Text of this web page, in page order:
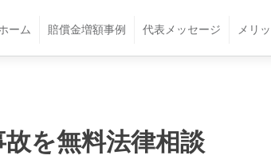
ーム 賠償金増額事例 代表メッセージ メリ
を無料法律相談